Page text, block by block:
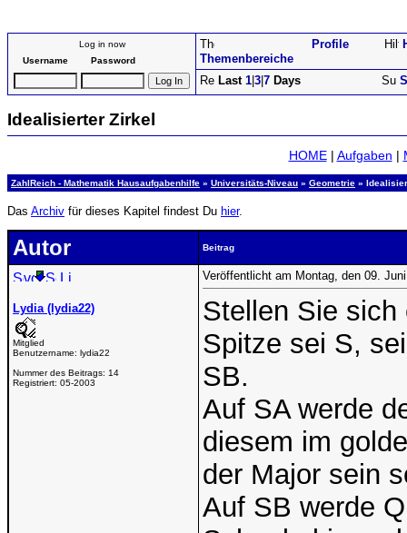
Log in now
Username
Password Themenbereiche
Profile
Last 1 3 7 Days
Idealisierter Zirkel
HOME| Aufgaben |
ZahlReich - Mathematik Hausaufgabenhilfe » Universitäts-Niveau » Geometrie »
Das Archiv für dieses Kapitel findest Du hier.
Autor Beitrag
Lydia (lydia22)
Mitglied
Benutzername: lydia22
Nummer des Beitrags: 14
Registriert: 05-2003
Veröffentlicht am Montag, den 09.
Stellen Sie sich
Spitze sei S,
SB.
Auf SA werde
diesem im
der Major sein
Auf SB werde